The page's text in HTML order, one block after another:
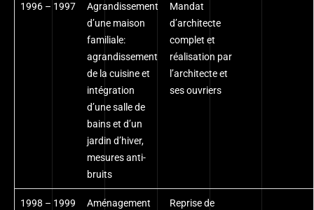
1996 – 1997
Agrandissement
d’une maison
familiale:
agrandissement
de la cuisine et
intégration
d’une salle de
bains et d’un
jardin d’hiver,
mesures anti-
bruits
Mandat
d’architecte
complet et
réalisation par
l’architecte et
ses ouvriers
1998 – 1999
Aménagement
Reprise de